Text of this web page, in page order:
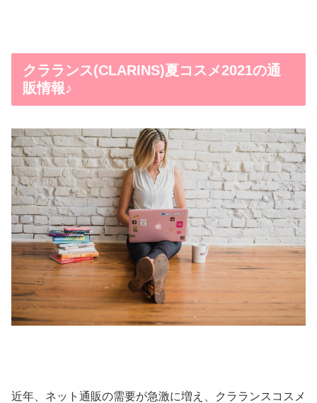
クラランス(CLARINS)夏コスメ2021の通
販情報♪
近年、ネット通販の需要が急激に増え、クラランスコスメ